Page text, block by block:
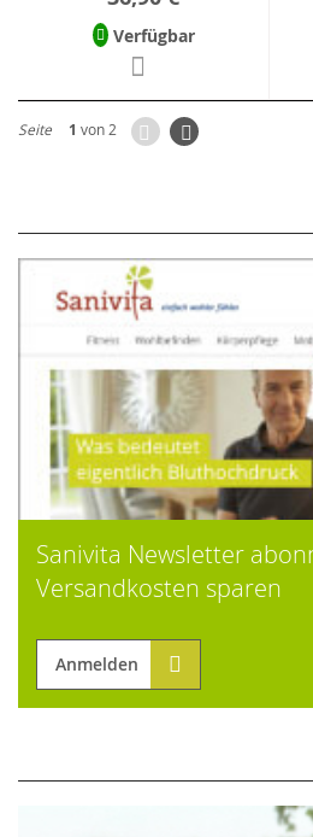
Verfügbar
Seite 1 von 2 ZurückSeite
Weiter
Sanivita Newsletter
Versandkosten sparen
Anmelden